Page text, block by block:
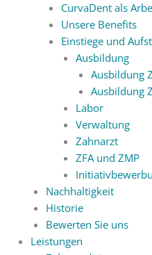
CurvaDent als
Unsere Benefits
Einstiege und
Ausbildung
Ausbildung
Ausbildung
Labor
Verwaltung
Zahnarzt
ZFA und ZMP
Nachhaltigkeit
Historie
Bewerten Sie uns
Leistungen